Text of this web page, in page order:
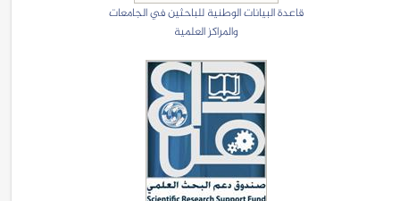
قاعدة البيانات الوطنية للباحثين في الجامعات
والمراكز العلمية